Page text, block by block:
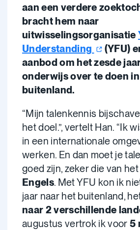
aan een verdere
bracht hem naar
uitwisselingsorganisatie
Understanding
(YFU)
aanbod om het zesde
onderwijs over te doen
buitenland.
“Mijn talenkennis
het doel.”, vertelt Han. “Ik
in een internationale
werken. En dan moet je
goed zijn, zeker die van het
Engels. Met YFU kon ik
jaar naar het buitenland,
naar 2 verschillende
augustus vertrok ik voor 5